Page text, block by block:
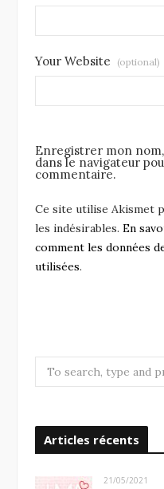
Your Website (optional)
Enregistrer mon
dans le navigateur
commentaire.
Ce site utilise Akismet
les indésirables. En
comment les données
utilisées.
e
r
f
Articles récents
21/05/2021